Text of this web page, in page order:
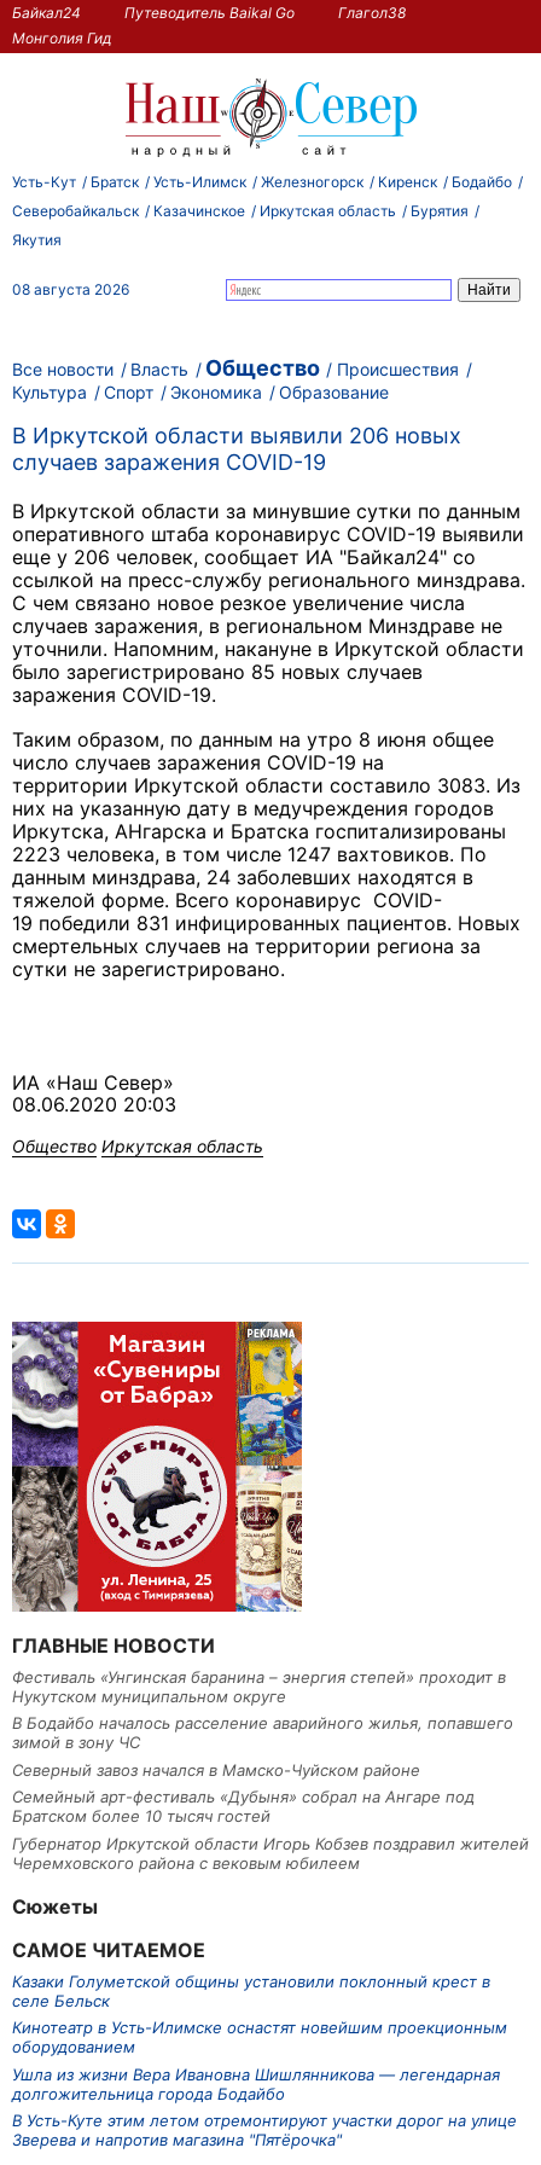
Байкал24 Путеводитель Baikal Go
Глагол38
Монголия Гид
Усть-Кут Братск Усть-Илимск Железногорск Киренск
Бодайбо
Северобайкальск
Казачинское Иркутская область
Бурятия
Якутия
08 августа 2026
Все новости Власть Общество
Происшествия
Культура
Спорт Экономика Образование
В Иркутской области выявили 206 новых
случаев заражения COVID-19
В Иркутской области за минувшие сутки по данным
оперативного штаба коронавирус COVID-19 выявили
еще у 206 человек, сообщает ИА "Байкал24" со
ссылкой на пресс-службу регионального минздрава.
С чем связано новое резкое увеличение числа
случаев заражения, в региональном Минздраве не
уточнили. Напомним, накануне в Иркутской области
было зарегистрировано 85 новых случаев
заражения COVID-19.
Таким образом, по данным на утро 8 июня общее
число случаев заражения COVID-19 на
территории Иркутской области составило 3083. Из
них на указанную дату в медучреждения городов
Иркутска, АНгарска и Братска госпитализированы
2223 человека, в том числе 1247 вахтовиков. По
данным минздрава, 24 заболевших находятся в
тяжелой форме. Всего коронавирус COVID-
19 победили 831 инфицированных пациентов. Новых
смертельных случаев на территории региона за
сутки не зарегистрировано.
ИА «Наш Север»
08.06.2020 20:03
Общество Иркутская область
ГЛАВНЫЕ НОВОСТИ
Фестиваль «Унгинская баранина – энергия степей» проходит в
Нукутском муниципальном округе
В Бодайбо началось расселение аварийного жилья, попавшего
зимой в зону ЧС
Северный завоз начался в Мамско-Чуйском районе
Семейный арт-фестиваль «Дубыня» собрал на Ангаре под
Братском более 10 тысяч гостей
Губернатор Иркутской области Игорь Кобзев поздравил жителей
Черемховского района с вековым юбилеем
Сюжеты
САМОЕ ЧИТАЕМОЕ
Казаки Голуметской общины установили поклонный крест в
селе Бельск
Кинотеатр в Усть-Илимске оснастят новейшим проекционным
оборудованием
Ушла из жизни Вера Ивановна Шишлянникова — легендарная
долгожительница города Бодайбо
В Усть-Куте этим летом отремонтируют участки дорог на улице
Зверева и напротив магазина "Пятёрочка"